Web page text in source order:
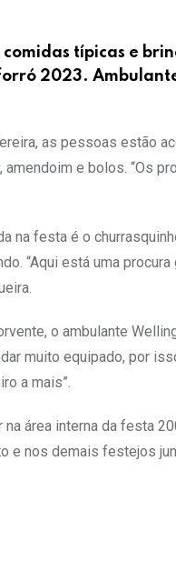
comidas típicas e
2023.
as pessoas estão
e bolos. “Os
na festa é o
“Aqui está uma
o ambulante
muito equipado, por
a mais”.
área interna da festa
e nos demais festejos